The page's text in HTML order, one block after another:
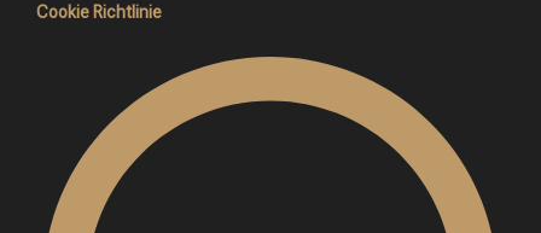
Cookie Richtlinie